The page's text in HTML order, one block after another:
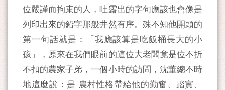
位嚴謹而拘束的人，吐露出的字句應該也會像是
列印出來的鉛字那般井然有序。殊不知他開頭的
第一句話就是：「我應該算是吃飯桶長大的小
孩」，原來在我們眼前的這位大老闆竟是位不折
不扣的農家子弟，一個小時的訪問，沈董總不時
地這麼說：是 農村性格帶給他的勤奮、踏實、